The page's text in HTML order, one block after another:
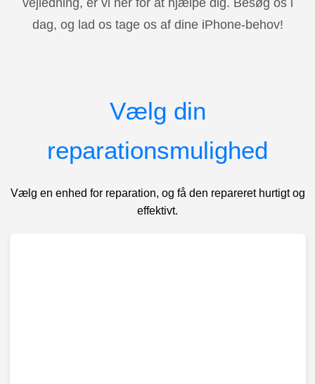
dag, og lad os tage os af dine iPhone-behov!
Vælg din
reparationsmulighed
Vælg en enhed for reparation, og få den repareret hurtigt og
effektivt.